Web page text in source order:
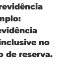
no
de reserva.